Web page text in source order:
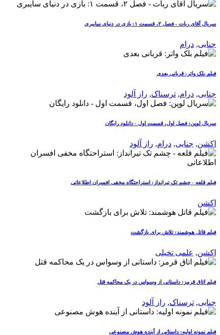
سریال آقای ربات - فصل ۲، قسمت ۱: بازی در دنیای سایبری
جنایی, درام
فیلم بلک واتر: قربانی بعدی
جنایی, درام, ترسناک, راز آلود
سریال لوپن: فصل اول، قسمت اول - دانلود رایگان
اکشن, جنایی, درام, راز آلود
فیلم قلعه - چشم تک تیرانداز: استراحتگاه مخفی افسران اطلاعاتی
اکشن
فیلم قاتل هوشمند: تلاش برای بازگشت
اکشن, علمی تخیلی
فیلم اتاق قرمز: داستانی از وسواس در یک محاکمه قتل
جنایی, ترسناک, راز آلود
فیلم نمونه اولیه: داستانی از آینده هوش مصنوعی